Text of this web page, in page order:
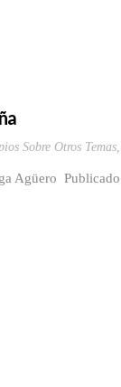
Sobre Otros Temas,
Agüero